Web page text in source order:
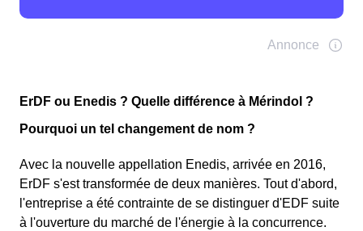
ErDF ou Enedis ? Quelle différence à Mérindol ?
Pourquoi un tel changement de nom ?
Avec la nouvelle appellation Enedis, arrivée en 2016,
ErDF s'est transformée de deux manières. Tout d'abord,
l'entreprise a été contrainte de se distinguer d'EDF suite
à l'ouverture du marché de l'énergie à la concurrence.